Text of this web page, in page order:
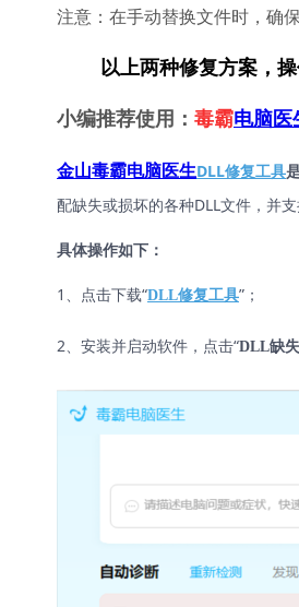
注意：在手动替换文件时，确
以上两种修复方案，操
小编推荐使用： 毒霸电脑医
金山毒霸电脑医生DLL修复工具
配缺失或损坏的各种DLL文件，并
具体操作如下：
1、点击下载“DLL修复工具”；
2、安装并启动软件，点击“DLL缺